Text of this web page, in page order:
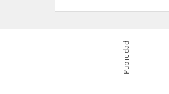
Publicidad